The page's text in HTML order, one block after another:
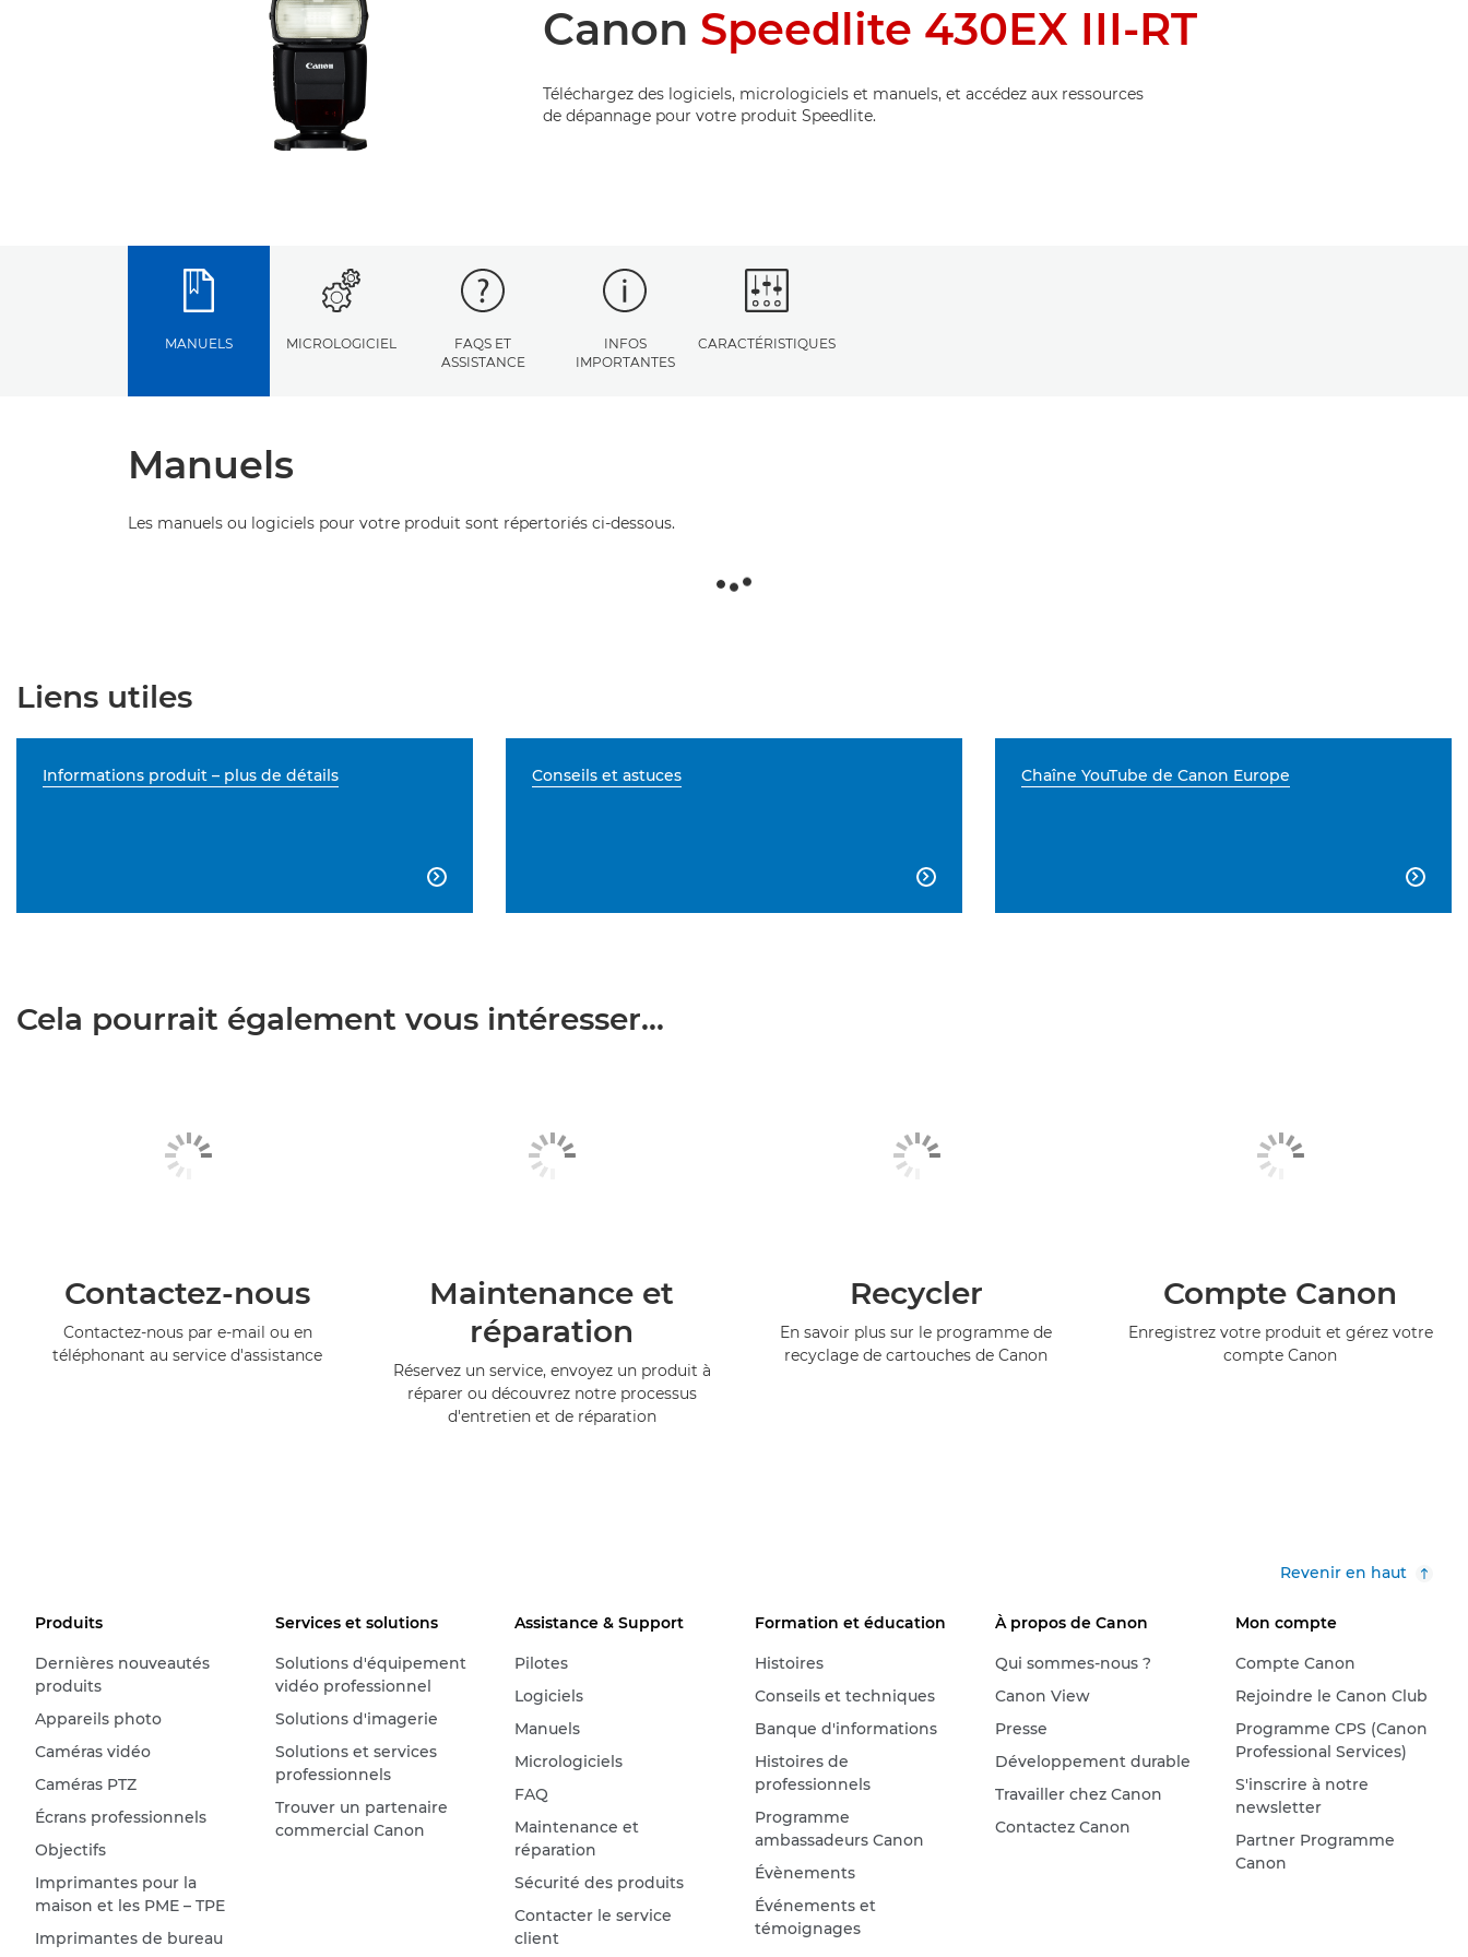
Canon Speedlite 430EX III-RT
Téléchargez des logiciels, micrologiciels et manuels, et accédez aux ressources
de dépannage pour votre produit Speedlite.
MANUELS MICROLOGICIEL
FAQS ET
ASSISTANCE
INFOS
IMPORTANTES
CARACTÉRISTIQUES
Manuels
Les manuels ou logiciels pour votre produit sont répertoriés ci-dessous.
Liens utiles
Informations produit – plus de détails

Conseils et astuces

Chaîne YouTube de Canon Europe

Cela pourrait également vous intéresser...
Contactez-nous
Contactez-nous par e-mail ou en
téléphonant au service d'assistance
Maintenance et
réparation
Réservez un service, envoyez un produit à
réparer ou découvrez notre processus
d'entretien et de réparation
Recycler
En savoir plus sur le programme de
recyclage de cartouches de Canon
Compte Canon
Enregistrez votre produit et gérez votre
compte Canon
Revenir en haut
Produits
Dernières nouveautés
produits
Appareils photo
Caméras vidéo
Caméras PTZ
Écrans professionnels
Objectifs
Imprimantes pour la
maison et les PME – TPE
Imprimantes de bureau
Services et solutions
Solutions d'équipement
vidéo professionnel
Solutions d'imagerie
Solutions et services
professionnels
Trouver un partenaire
commercial Canon
Assistance & Support
Pilotes
Logiciels
Manuels
Micrologiciels
FAQ
Maintenance et
réparation
Sécurité des produits
Contacter le service
client
Formation et éducation
Histoires
Conseils et techniques
Banque d'informations
Histoires de
professionnels
Programme
ambassadeurs Canon
Évènements
Événements et
témoignages
À propos de Canon
Qui sommes-nous ?
Canon View
Presse
Développement durable
Travailler chez Canon
Contactez Canon
Mon compte
Compte Canon
Rejoindre le Canon Club
Programme CPS (Canon
Professional Services)
S'inscrire à notre
newsletter
Partner Programme
Canon